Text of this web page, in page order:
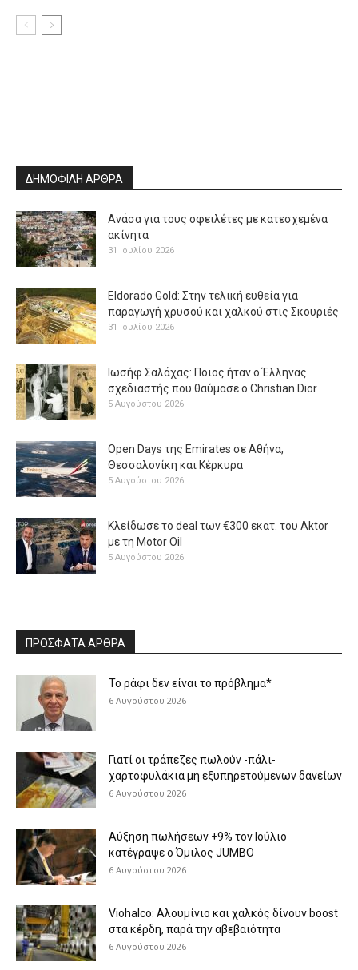
ΔΗΜΟΦΙΛΗ ΑΡΘΡΑ
Ανάσα για τους οφειλέτες με κατεσχεμένα
ακίνητα
31 Ιουλίου 2026
Eldorado Gold: Στην τελική ευθεία για
παραγωγή χρυσού και χαλκού στις Σκουριές
31 Ιουλίου 2026
Ιωσήφ Σαλάχας: Ποιος ήταν ο Έλληνας
σχεδιαστής που θαύμασε ο Christian Dior
5 Αυγούστου 2026
Open Days της Emirates σε Αθήνα,
Θεσσαλονίκη και Κέρκυρα
5 Αυγούστου 2026
Κλείδωσε το deal των €300 εκατ. του Aktor
με τη Μotor Oil
5 Αυγούστου 2026
ΠΡΟΣΦΑΤΑ ΑΡΘΡΑ
Το ράφι δεν είναι το πρόβλημα*
6 Αυγούστου 2026
Γιατί οι τράπεζες πωλούν -πάλι-
χαρτοφυλάκια μη εξυπηρετούμενων δανείων
6 Αυγούστου 2026
Aύξηση πωλήσεων +9% τον Ιούλιο
κατέγραψε ο Όμιλος JUMBO
6 Αυγούστου 2026
Viohalco: Aλουμίνιο και χαλκός δίνουν boost
στα κέρδη, παρά την αβεβαιότητα
6 Αυγούστου 2026